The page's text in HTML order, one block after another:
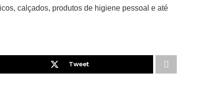
calçados, produtos de higiene pessoal e até
Tweet